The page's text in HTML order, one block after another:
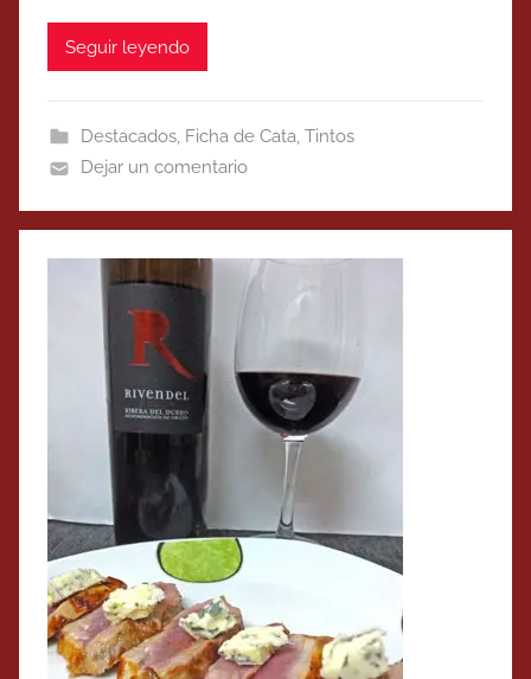
Seguir leyendo
Destacados, Ficha de Cata, Tintos
Dejar un comentario